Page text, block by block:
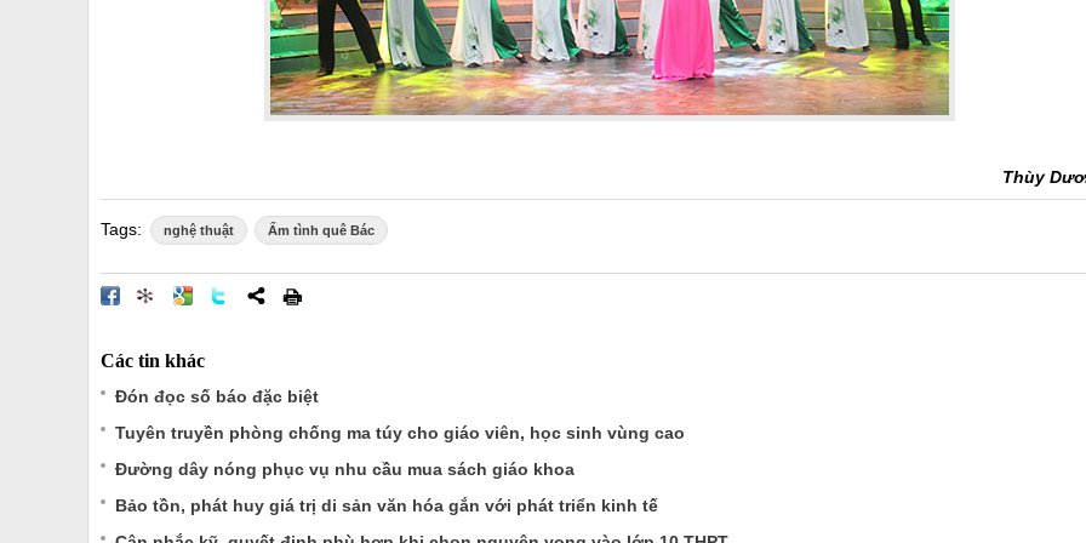
Thùy
Tags: nghệ thuật Ấm tình quê Bác
Các tin khác
Đón đọc số báo đặc biệt
Tuyên truyền phòng chống ma túy cho giáo viên, học sinh vùng cao
Đường dây nóng phục vụ nhu cầu mua sách giáo khoa
Bảo tồn, phát huy giá trị di sản văn hóa gắn với phát triển kinh tế